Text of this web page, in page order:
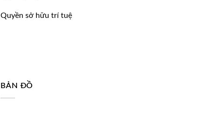
Quyền sở hữu trí tuệ
BẢN ĐỒ